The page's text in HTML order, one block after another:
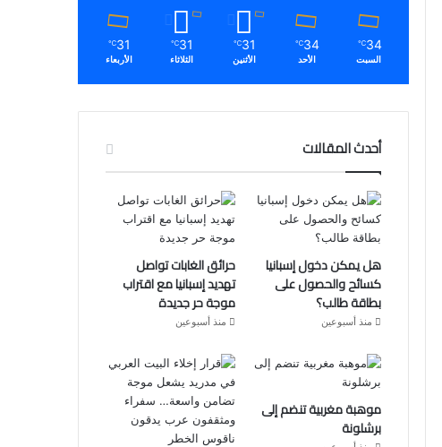
34
℃
السبت
34
℃
الأحد
31
℃
الأثنين
31
℃
الثلاثاء
31
℃
الأربعاء
أحدث المقالات
هل يمكن دخول إسبانيا
كسائح والحصول على
بطاقة طالب؟
منذ أسبوعين
حرائق الغابات تواصل
تهديد إسبانيا مع اقتراب
موجة حر جديدة
منذ أسبوعين
موهبة مغربية تنضم إلى
برشلونة